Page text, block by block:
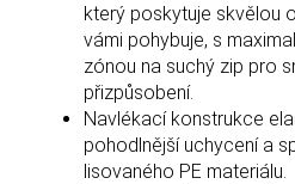
který poskytuje skvělou
vámi pohybuje, s
zónou na suchý zip pro
přizpůsobení.
Navlékací konstrukce
pohodlnější uchycení a
lisovaného PE materiálu.